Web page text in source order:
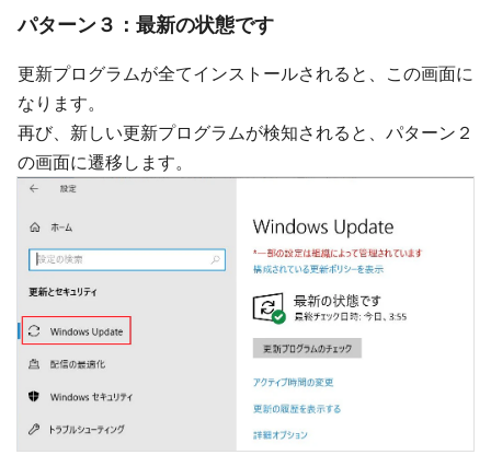
パターン３：最新の状態です
更新プログラムが全てインストールされると、この画面に
なります。
再び、新しい更新プログラムが検知されると、パターン２
の画面に遷移します。